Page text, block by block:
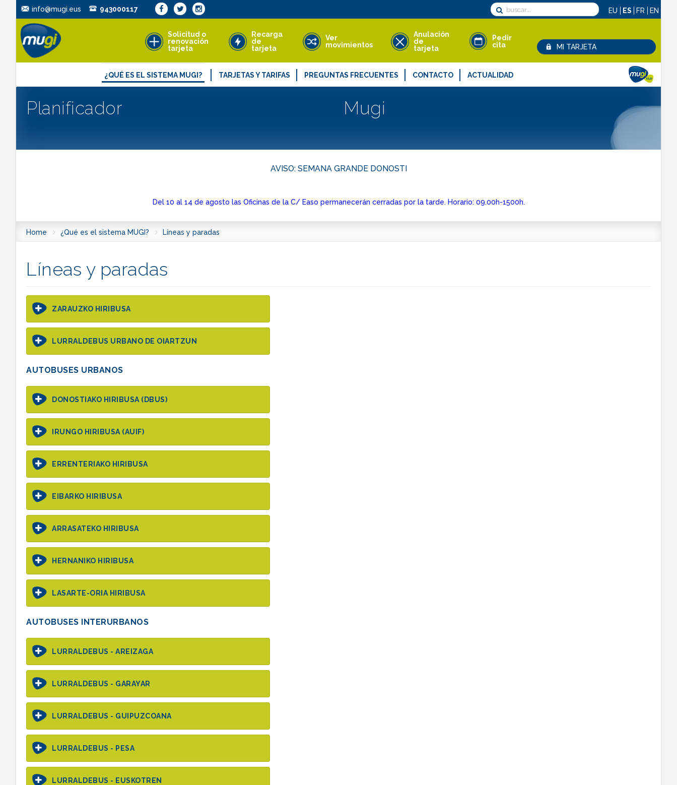
info@mugi.eus 943000117 EU ES FR EN
Solicitud o
renovación
tarjeta
Recarga
de
tarjeta
Ver
movimientos
Anulación
de
tarjeta
Pedir
cita
MI TARJETA
¿QUÉ ES EL SISTEMA MUGI?
¿Dónde se puede utilizar?
TARJETAS Y TARIFAS PREGUNTAS FRECUENTES CONTACTO ACTUALIDAD
Planificador Mugi
AVISO: SEMANA GRANDE DONOSTI
Del 10 al 14 de agosto las Oficinas de la C/ Easo permanecerán cerradas por la tarde. Horario: 09.00h-1500h.
Home ¿Qué es el sistema MUGI? Líneas y paradas
Líneas y paradas
ZARAUZKO HIRIBUSA
LURRALDEBUS URBANO DE OIARTZUN
AUTOBUSES URBANOS
DONOSTIAKO HIRIBUSA (DBUS)
IRUNGO HIRIBUSA (AUIF)
ERRENTERIAKO HIRIBUSA
EIBARKO HIRIBUSA
ARRASATEKO HIRIBUSA
HERNANIKO HIRIBUSA
LASARTE-ORIA HIRIBUSA
AUTOBUSES INTERURBANOS
LURRALDEBUS - AREIZAGA
LURRALDEBUS - GARAYAR
LURRALDEBUS - GUIPUZCOANA
LURRALDEBUS - PESA
LURRALDEBUS - EUSKOTREN